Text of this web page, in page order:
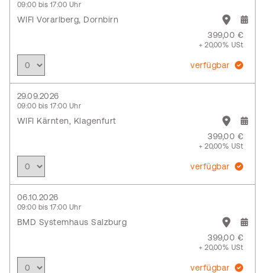
09:00 bis 17:00 Uhr
WIFI Vorarlberg, Dornbirn
399,00 €
+ 20,00% USt
verfügbar
29.09.2026
09:00 bis 17:00 Uhr
WIFI Kärnten, Klagenfurt
399,00 €
+ 20,00% USt
verfügbar
06.10.2026
09:00 bis 17:00 Uhr
BMD Systemhaus Salzburg
399,00 €
+ 20,00% USt
verfügbar